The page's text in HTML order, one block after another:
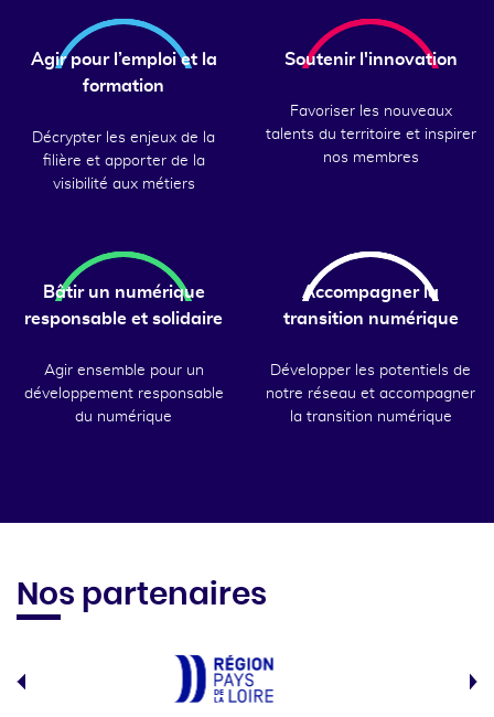
Agir pour l’emploi et la
formation
Décrypter les enjeux de la
filière et apporter de la
visibilité aux métiers
Soutenir l'innovation
Favoriser les nouveaux
talents du territoire et inspirer
nos membres
Bâtir un numérique
responsable et solidaire
Agir ensemble pour un
développement responsable
du numérique
Accompagner la
transition numérique
Développer les potentiels de
notre réseau et accompagner
la transition numérique
Nos partenaires